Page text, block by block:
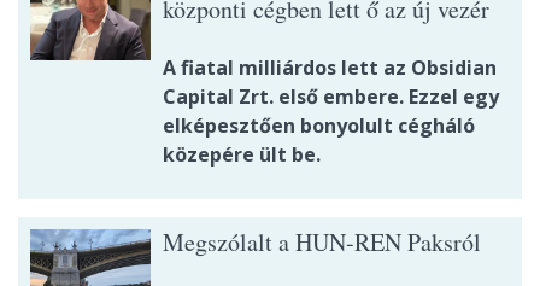
központi cégben lett ő az új vezér
A fiatal milliárdos lett az Obsidian
Capital Zrt. első embere. Ezzel egy
elképesztően bonyolult cégháló
közepére ült be.
Megszólalt a HUN-REN Paksról